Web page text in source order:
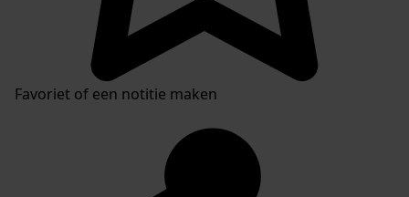
Favoriet of een notitie maken